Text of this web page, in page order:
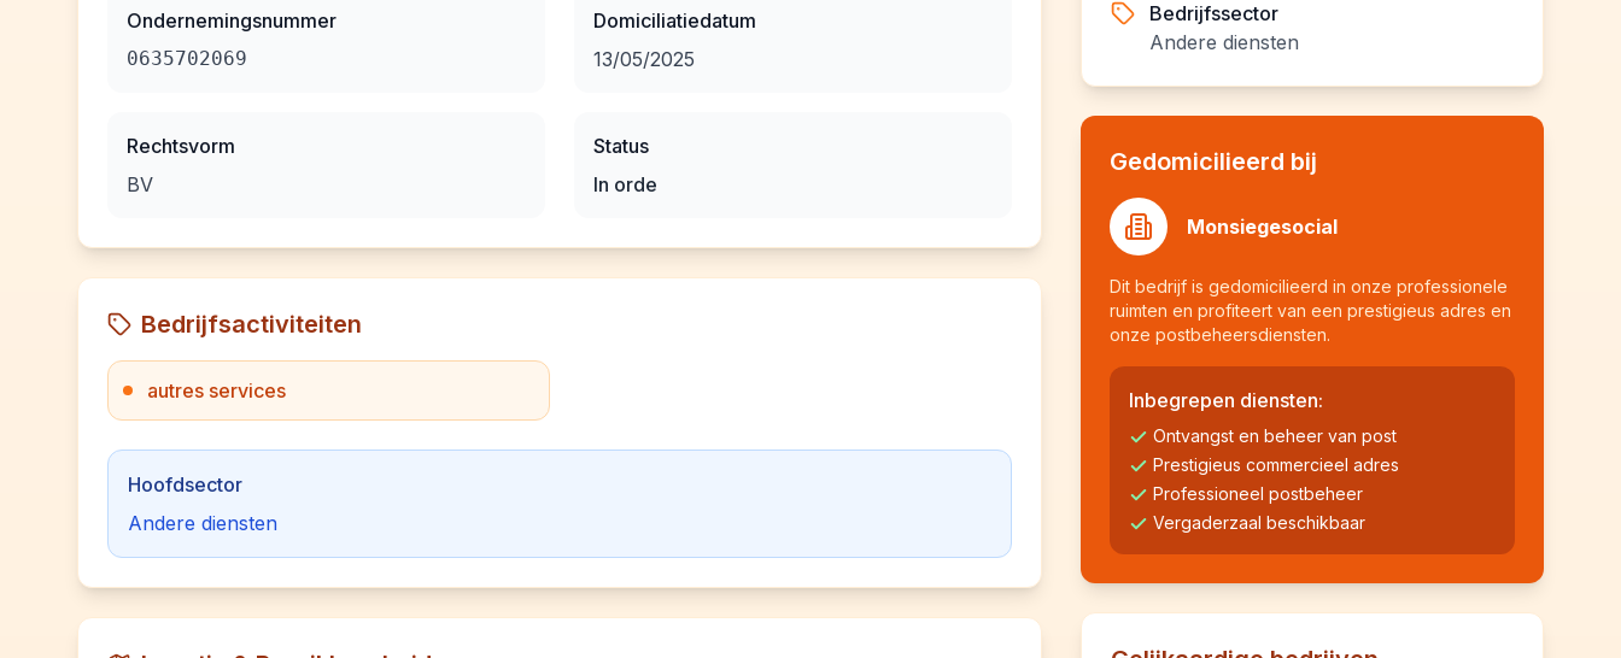
Ondernemingsnummer
0635702069
Rechtsvorm
BV
Domiciliatiedatum
13/05/2025
Status
In orde
Bedrijfsactiviteiten
autres services
Hoofdsector
Andere diensten
Bedrijfssector
Andere diensten
Gedomicilieerd bij
Monsiegesocial
Dit bedrijf is gedomicilieerd in onze professionele
ruimten en profiteert van een prestigieus adres en
onze postbeheersdiensten.
Inbegrepen diensten:
Ontvangst en beheer van post
Prestigieus commercieel adres
Professioneel postbeheer
Vergaderzaal beschikbaar